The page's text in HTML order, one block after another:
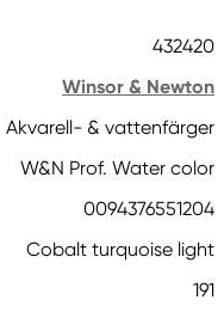
432420
Winsor & Newton
Akvarell- & vattenfärger
W&N Prof. Water color
0094376551204
Cobalt turquoise light
191